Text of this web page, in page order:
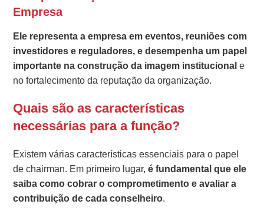
Empresa
Ele representa a empresa em eventos, reuniões com
investidores e reguladores, e desempenha um papel
importante na construção da imagem institucionale
no fortalecimento da reputação da organização.
Quais são as características
necessárias para a função?
Existem várias características essenciais para o papel
de chairman. Em primeiro lugar,é fundamental que ele
saiba como cobrar o comprometimento e avaliar a
contribuição de cada conselheiro.